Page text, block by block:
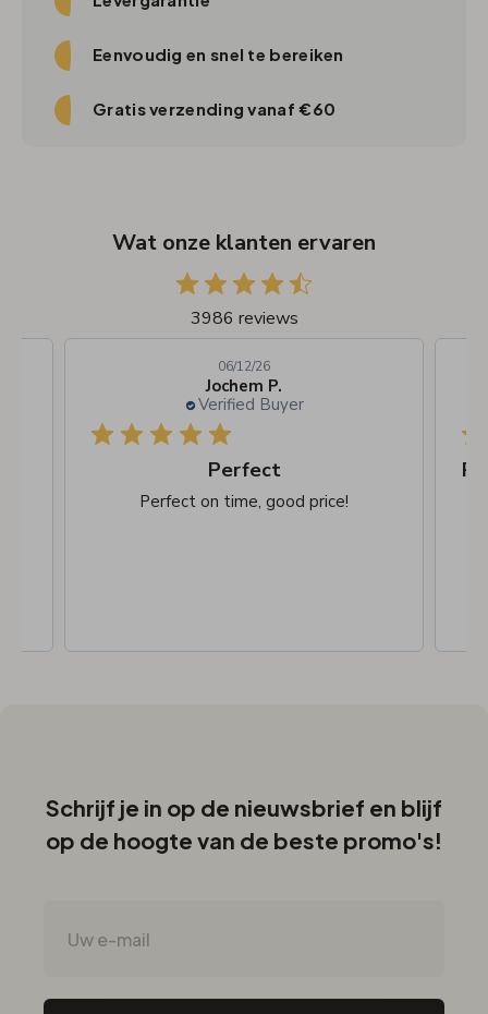
Eenvoudig en snel te bereiken
Gratis verzending vanaf €60
Wat onze klanten ervaren
3986 reviews
Jochem P.
Verified Buyer
06/12/26
Perfect
Perfect on time, good price!
Schrijf je in op de nieuwsbrief en blijf
op de hoogte van de beste promo's!